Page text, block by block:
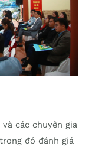
các chuyên gia
đó đánh giá